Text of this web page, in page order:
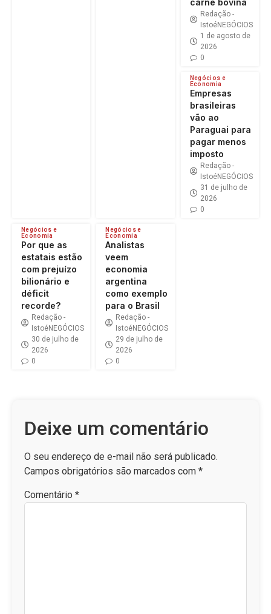
carne bovina
Redação -
IstoéNEGÓCIOS
1 de agosto de
2026
0
Negócios e
Economia
Empresas
brasileiras
vão ao
Paraguai para
pagar menos
imposto
Redação -
IstoéNEGÓCIOS
31 de julho de
2026
0
Negócios e
Economia
Por que as
estatais estão
com prejuízo
bilionário e
déficit
recorde?
Redação -
IstoéNEGÓCIOS
30 de julho de
2026
0
Negócios e
Economia
Analistas
veem
economia
argentina
como exemplo
para o Brasil
Redação -
IstoéNEGÓCIOS
29 de julho de
2026
0
Deixe um comentário
O seu endereço de e-mail não será publicado.
Campos obrigatórios são marcados com *
Comentário *